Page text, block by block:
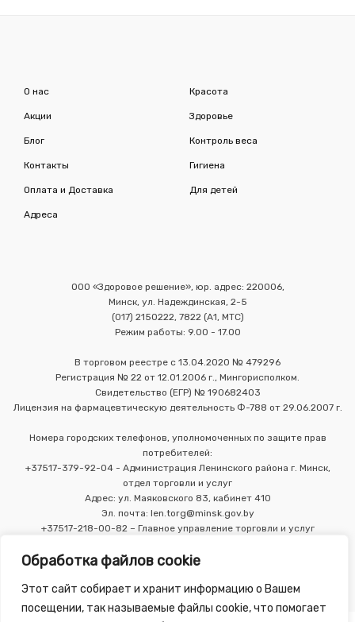
Обработка файлов cookie
Этот сайт собирает и хранит информацию о Вашем
посещении, так называемые файлы cookie, что помогает
О нас
Акции
Блог
Контакты
Оплата и Доставка
Адреса
Красота
Здоровье
Контроль веса
Гигиена
Для детей
ООО «Здоровое решение», юр. адрес: 220006,
Минск, ул. Надеждинская, 2-5
(017) 2150222, 7822 (А1, МТС)
Режим работы: 9.00 - 17.00
В торговом реестре с 13.04.2020 № 479296
Регистрация № 22 от 12.01.2006 г., Мингорисполком.
Свидетельство (ЕГР) № 190682403
Лицензия на фармацевтическую деятельность Ф-788 от 29.06.2007 г.
Номера городских телефонов, уполномоченных по защите прав
потребителей:
+37517-379-92-04 - Администрация Ленинского района г. Минск,
отдел торговли и услуг
Адрес: ул. Маяковского 83, кабинет 410
Эл. почта: len.torg@minsk.gov.by
+37517-218-00-82 – Главное управление торговли и услуг